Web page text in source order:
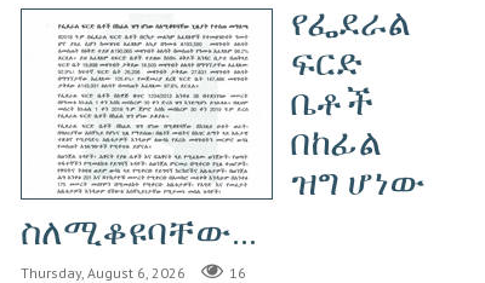
የፌደራል
ፍርድ
ቤቶች
በከፊል
ዝግ ሆነው
ስለሚቆዩባቸው...
Thursday, August 6, 2026 16